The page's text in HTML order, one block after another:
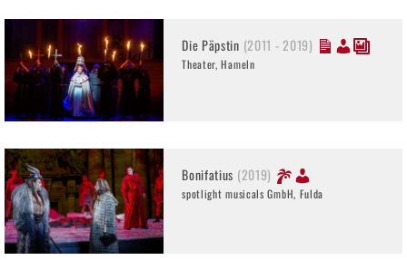
Die Päpstin (2011 - 2019)
Theater, Hameln
Bonifatius (2019)
spotlight musicals GmbH, Fulda